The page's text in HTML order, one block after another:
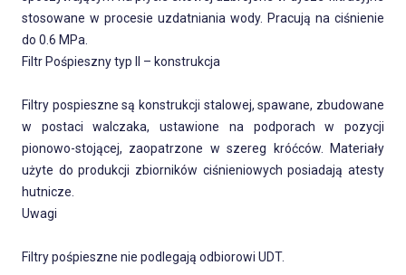
stosowane w procesie uzdatniania wody. Pracują na ciśnienie
do 0.6 MPa.
Filtr Pośpieszny typ II – konstrukcja
Filtry pospieszne są konstrukcji stalowej, spawane, zbudowane
w postaci walczaka, ustawione na podporach w pozycji
pionowo-stojącej, zaopatrzone w szereg króćców. Materiały
użyte do produkcji zbiorników ciśnieniowych posiadają atesty
hutnicze.
Uwagi
Filtry pośpieszne nie podlegają odbiorowi UDT.